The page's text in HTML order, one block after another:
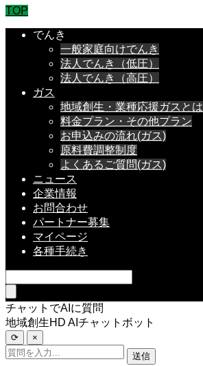
TOP
でんき
一般家庭向けでんき
法人でんき（低圧）
法人でんき（高圧）
ガス
地域創生・業種応援ガスとは
料金プラン・その他プラン
お申込みの流れ(ガス)
原料費調整制度
よくあるご質問(ガス)
ニュース
企業情報
お問合わせ
パートナー募集
マイページ
各種手続き
チャットでAIに質問
地域創生HD AIチャットボット
⟳
×
送信